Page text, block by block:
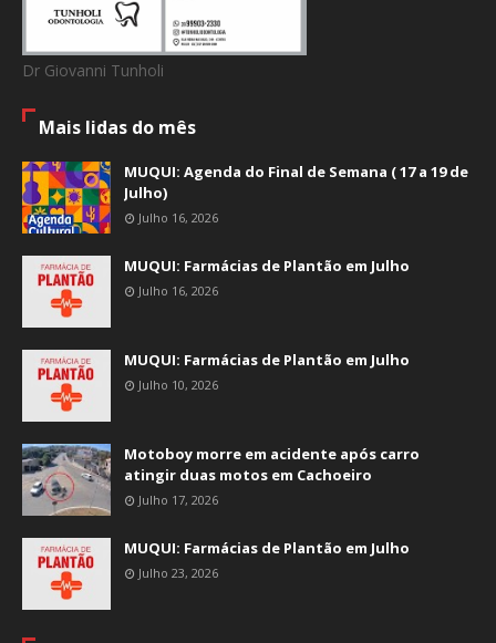
Dr Giovanni Tunholi
Mais lidas do mês
MUQUI: Agenda do Final de Semana ( 17 a 19 de
Julho)
Julho 16, 2026
MUQUI: Farmácias de Plantão em Julho
Julho 16, 2026
MUQUI: Farmácias de Plantão em Julho
Julho 10, 2026
Motoboy morre em acidente após carro
atingir duas motos em Cachoeiro
Julho 17, 2026
MUQUI: Farmácias de Plantão em Julho
Julho 23, 2026